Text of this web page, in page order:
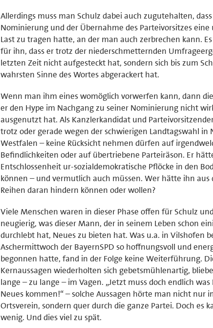
Allerdings muss man Schulz dabei auch zugutehalten,
Nominierung und der Übernahme des Parteivorsitzes eine
Last zu tragen hatte, an der man auch zerbrechen kann.
für ihn, dass er trotz der niederschmetternden
letzten Zeit nicht aufgesteckt hat, sondern sich bis zum
wahrsten Sinne des Wortes abgerackert hat.
Wenn man ihm eines womöglich vorwerfen kann, dann die
er den Hype im Nachgang zu seiner Nominierung nicht
ausgenutzt hat. Als Kanzlerkandidat und
trotz oder gerade wegen der schwierigen Landtagswahl in
Westfalen – keine Rücksicht nehmen dürfen auf
Befindlichkeiten oder auf übertriebene Parteiräson. Er
Entschlossenheit ur-sozialdemokratische Pflöcke in den
können – und vermutlich auch müssen. Wer hätte ihn aus
Reihen daran hindern können oder wollen?
Viele Menschen waren in dieser Phase offen für Schulz
neugierig, was dieser Mann, der in seinem Leben schon
durchlebt hat, Neues zu bieten hat. Was u.a. in Vilshofen
Aschermittwoch der BayernSPD so hoffnungsvoll und
begonnen hatte, fand in der Folge keine Weiterführung.
Kernaussagen wiederholten sich gebetsmühlenartig,
lange – zu lange – im Vagen. „Jetzt muss doch endlich
Neues kommen!“ – solche Aussagen hörte man nicht nur
Ortsverein, sondern quer durch die ganze Partei. Doch es
wenig. Und dies viel zu spät.